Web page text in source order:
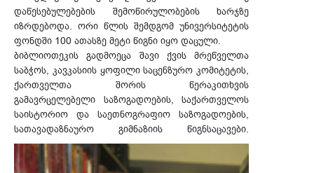
დაწესებულებების შემოწირულობების ხარჯზე
იზრდებოდა. ორი წლის შემდგომ უნივერსიტეტის
ფონდში 100 ათასზე მეტი წიგნი იყო დაცული.
ბიბლიოთეკის გადმოეცა შავი ქვის მრეწველთა
საბჭოს, კავკასიის ყოფილი საცენზურო კომიტეტის,
ქართველთა შორის წერაკითხვის
გამავრცელებელი საზოგადოების, საქართველოს
საისტორიო და საეთნოგრაფიო საზოგადოების,
სათავადაზნაურო გიმნაზიის წიგნსაცავები.